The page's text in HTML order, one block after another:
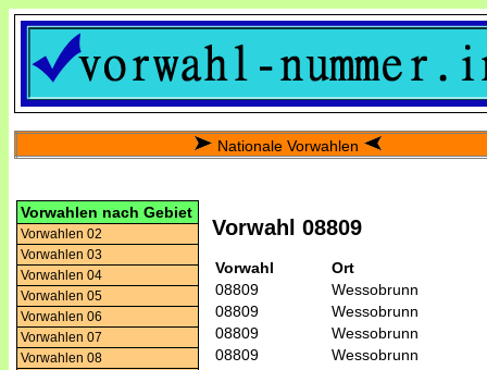
Nationale Vorwahlen
Vorwahlen nach Gebiet
Vorwahlen 02
Vorwahlen 03
Vorwahlen 04
Vorwahlen 05
Vorwahlen 06
Vorwahlen 07
Vorwahlen 08
Vorwahl 08809
Vorwahl
Ort
08809
Wessobrunn
08809
Wessobrunn
08809
Wessobrunn
08809
Wessobrunn